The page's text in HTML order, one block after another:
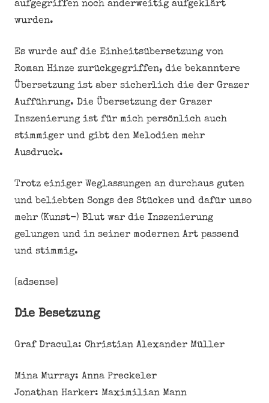
aufgegriffen noch anderweitig aufgeklärt
wurden.
Es wurde auf die Einheitsübersetzung von
Roman Hinze zurückgegriffen, die bekanntere
Übersetzung ist aber sicherlich die der Grazer
Aufführung. Die Übersetzung der Grazer
Inszenierung ist für mich persönlich auch
stimmiger und gibt den Melodien mehr
Ausdruck.
Trotz einiger Weglassungen an durchaus guten
und beliebten Songs des Stückes und dafür umso
mehr (Kunst-) Blut war die Inszenierung
gelungen und in seiner modernen Art passend
und stimmig.
[adsense]
Die Besetzung
Graf Dracula: Christian Alexander Müller
Mina Murray: Anna Preckeler
Jonathan Harker: Maximilian Mann